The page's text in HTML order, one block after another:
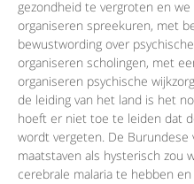
gezondheid te vergroten en
organiseren spreekuren, met
bewustwording over
organiseren scholingen, met
organiseren psychische
de leiding van het land is het
hoeft er niet toe te leiden dat
wordt vergeten. De Burundese
maatstaven als hysterisch zou
cerebrale malaria te hebben